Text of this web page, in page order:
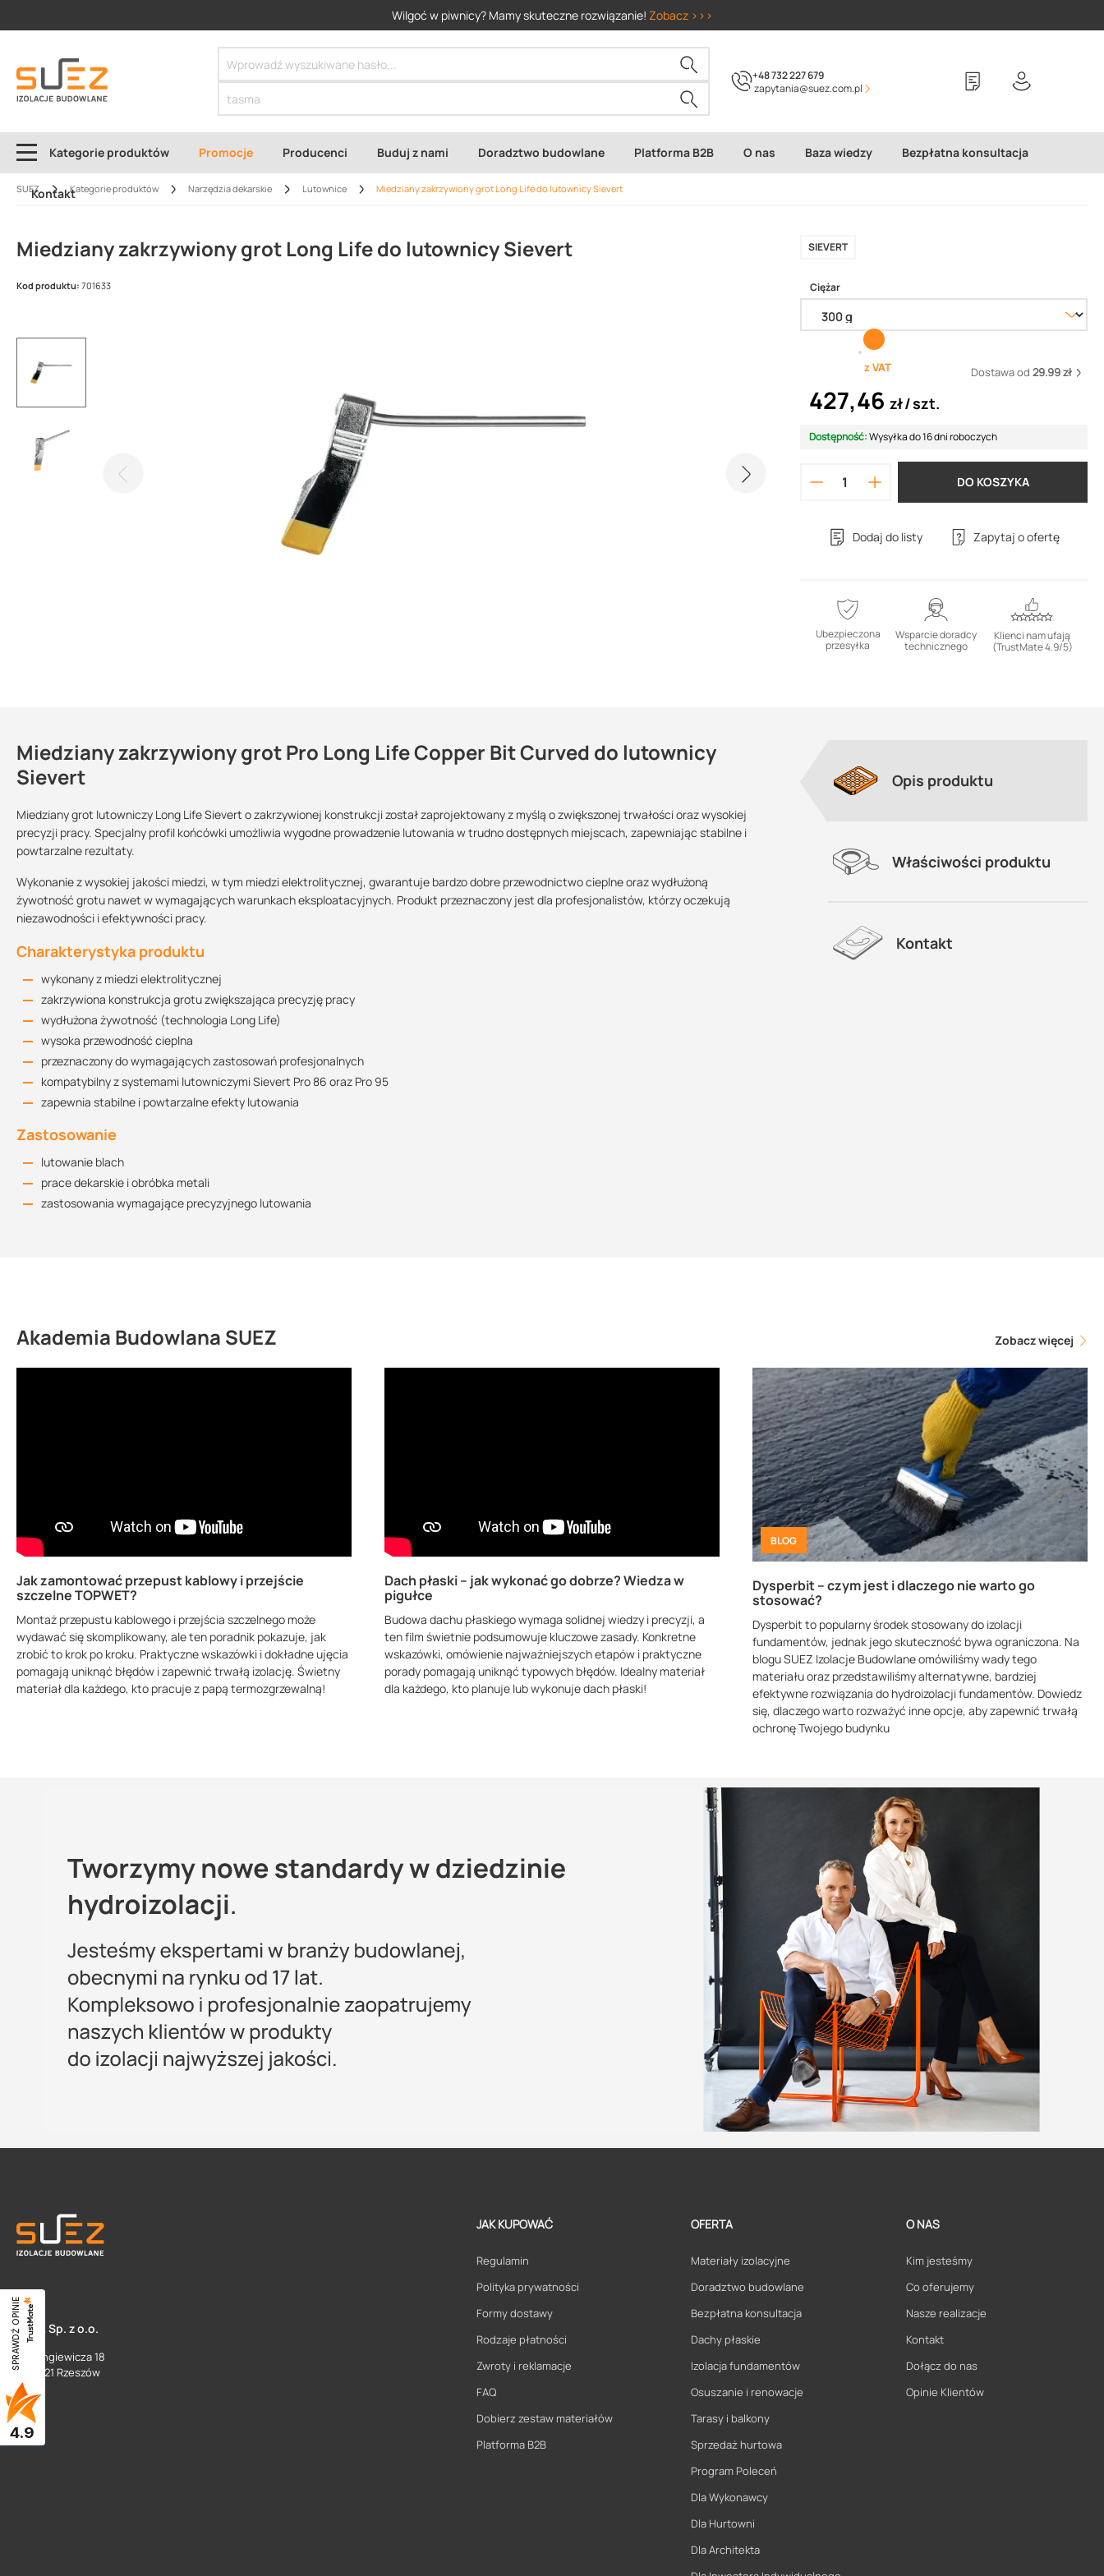
Wilgoć w piwnicy? Mamy skuteczne rozwiązanie! Zobacz >>>
+48 732 227 679
zapytania@suez.com.pl
Kategorie produktów Promocje Producenci Buduj z nami Doradztwo budowlane Platforma B2B O nas Baza wiedzy Bezpłatna konsultacja
Kontakt
SUEZ Kategorie produktów Narzędzia dekarskie Lutownice Miedziany zakrzywiony grot Long Life do lutownicy Sievert
Miedziany zakrzywiony grot Long Life do lutownicy Sievert SIEVERT
Kod produktu: 701633 Ciężar
z VAT Dostawa od 29.99 zł
427,46 zł szt.
Dostępność:Wysyłka do 16 dni roboczych
DO KOSZYKA
Dodaj do listy Zapytaj o ofertę
Ubezpieczona
przesyłka
Wsparcie doradcy
technicznego
Klienci nam ufają
(TrustMate 4.9/5)
Miedziany zakrzywiony grot Pro Long Life Copper Bit Curved do lutownicy
Sievert
Miedziany grot lutowniczy Long Life Sievert o zakrzywionej konstrukcji został zaprojektowany z myślą o zwiększonej trwałości oraz wysokiej
precyzji pracy. Specjalny profil końcówki umożliwia wygodne prowadzenie lutowania w trudno dostępnych miejscach, zapewniając stabilne i
powtarzalne rezultaty.
Wykonanie z wysokiej jakości miedzi, w tym miedzi elektrolitycznej, gwarantuje bardzo dobre przewodnictwo cieplne oraz wydłużoną
żywotność grotu nawet w wymagających warunkach eksploatacyjnych. Produkt przeznaczony jest dla profesjonalistów, którzy oczekują
niezawodności i efektywności pracy.
Charakterystyka produktu
wykonany z miedzi elektrolitycznej
zakrzywiona konstrukcja grotu zwiększająca precyzję pracy
wydłużona żywotność (technologia Long Life)
wysoka przewodność cieplna
przeznaczony do wymagających zastosowań profesjonalnych
kompatybilny z systemami lutowniczymi Sievert Pro 86 oraz Pro 95
zapewnia stabilne i powtarzalne efekty lutowania
Zastosowanie
lutowanie blach
prace dekarskie i obróbka metali
zastosowania wymagające precyzyjnego lutowania
Sprzedajemy na:
sztuki
Podlega zwrotowi?:
Kontakt
Maszy pytania lub wątpliwości?
Skontaktuj się z nami
Kamil Świercz
Specjalista doradca
Opis produktu
Właściwości produktu
Kontakt
Akademia Budowlana SUEZ Zobacz więcej
Jak zamontować przepust kablowy i przejście
szczelne TOPWET?
Montaż przepustu kablowego i przejścia szczelnego może
wydawać się skomplikowany, ale ten poradnik pokazuje, jak
zrobić to krok po kroku. Praktyczne wskazówki i dokładne ujęcia
pomagają uniknąć błędów i zapewnić trwałą izolację. Świetny
materiał dla każdego, kto pracuje z papą termozgrzewalną!
Dach płaski – jak wykonać go dobrze? Wiedza w
pigułce
Budowa dachu płaskiego wymaga solidnej wiedzy i precyzji, a
ten film świetnie podsumowuje kluczowe zasady. Konkretne
wskazówki, omówienie najważniejszych etapów i praktyczne
porady pomagają uniknąć typowych błędów. Idealny materiał
dla każdego, kto planuje lub wykonuje dach płaski!
BLOG
Dysperbit – czym jest i dlaczego nie warto go
stosować?
Dysperbit to popularny środek stosowany do izolacji
fundamentów, jednak jego skuteczność bywa ograniczona. Na
blogu SUEZ Izolacje Budowlane omówiliśmy wady tego
materiału oraz przedstawiliśmy alternatywne, bardziej
efektywne rozwiązania do hydroizolacji fundamentów. Dowiedz
się, dlaczego warto rozważyć inne opcje, aby zapewnić trwałą
ochronę Twojego budynku
SUEZ Sp. z o.o.
ul. Langiewicza 18
35 - 021 Rzeszów
JAK KUPOWAĆ
Regulamin
Polityka prywatności
Formy dostawy
Rodzaje płatności
Zwroty i reklamacje
FAQ
Dobierz zestaw materiałów
Platforma B2B
OFERTA
Materiały izolacyjne
Doradztwo budowlane
Bezpłatna konsultacja
Dachy płaskie
Izolacja fundamentów
Osuszanie i renowacje
Tarasy i balkony
Sprzedaż hurtowa
Program Poleceń
Dla Wykonawcy
Dla Hurtowni
Dla Architekta
O NAS
Kim jesteśmy
Co oferujemy
Nasze realizacje
Kontakt
Dołącz do nas
Opinie Klientów
SPRAWDŹ OPINIE
4.9